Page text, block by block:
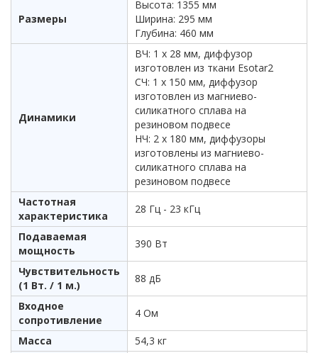
Размеры
Высота: 1355 мм
Ширина: 295 мм
Глубина: 460 мм
Динамики
ВЧ: 1 х 28 мм, диффузор
изготовлен из ткани Esotar2
СЧ: 1 х 150 мм, диффузор
изготовлен из магниево-
силикатного сплава на
резиновом подвесе
НЧ: 2 х 180 мм, диффузоры
изготовлены из магниево-
силикатного сплава на
резиновом подвесе
Частотная
характеристика
28 Гц - 23 кГц
Подаваемая
мощность
390 Вт
Чувствительность
(1 Вт. / 1 м.)
88 дБ
Входное
сопротивление
4 Ом
Масса 54,3 кг